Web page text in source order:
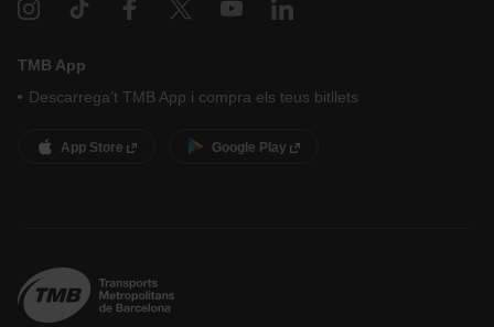
TMB App
Descarrega’t TMB App i compra els teus bitllets
App Store Google Play